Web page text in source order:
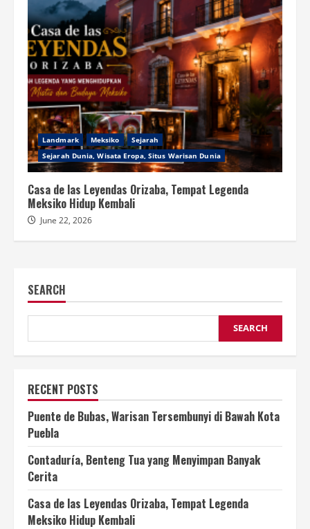
Landmark Meksiko
Sejarah
Sejarah Dunia, Wisata Eropa, Situs Warisan Dunia
Casa de las Leyendas Orizaba, Tempat Legenda
Meksiko Hidup Kembali
June 22, 2026
SEARCH
SEARCH
RECENT POSTS
Puente de Bubas, Warisan Tersembunyi di Bawah Kota
Puebla
Contaduría, Benteng Tua yang Menyimpan Banyak
Cerita
Casa de las Leyendas Orizaba, Tempat Legenda
Meksiko Hidup Kembali